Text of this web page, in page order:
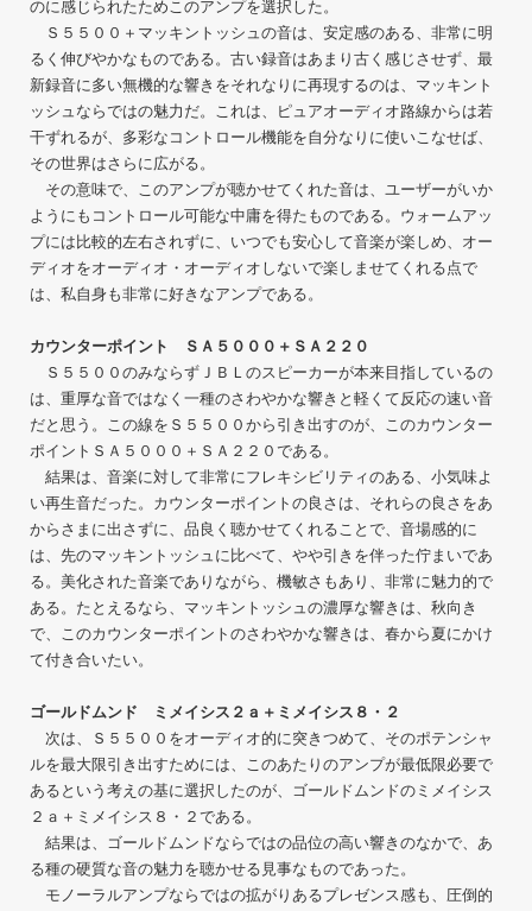
のに感じられたためこのアンプを選択した。
Ｓ５５００＋マッキントッシュの音は、安定感のある、非常に明
るく伸びやかなものである。古い録音はあまり古く感じさせず、最
新録音に多い無機的な響きをそれなりに再現するのは、マッキント
ッシュならではの魅力だ。これは、ピュアオーディオ路線からは若
干ずれるが、多彩なコントロール機能を自分なりに使いこなせば、
その世界はさらに広がる。
その意味で、このアンプが聴かせてくれた音は、ユーザーがいか
ようにもコントロール可能な中庸を得たものである。ウォームアッ
プには比較的左右されずに、いつでも安心して音楽が楽しめ、オー
ディオをオーディオ・オーディオしないで楽しませてくれる点で
は、私自身も非常に好きなアンプである。
カウンターポイント ＳＡ５０００＋ＳＡ２２０
Ｓ５５００のみならずＪＢＬのスピーカーが本来目指しているの
は、重厚な音ではなく一種のさわやかな響きと軽くて反応の速い音
だと思う。この線をＳ５５００から引き出すのが、このカウンター
ポイントＳＡ５０００＋ＳＡ２２０である。
結果は、音楽に対して非常にフレキシビリティのある、小気味よ
い再生音だった。カウンターポイントの良さは、それらの良さをあ
からさまに出さずに、品良く聴かせてくれることで、音場感的に
は、先のマッキントッシュに比べて、やや引きを伴った佇まいであ
る。美化された音楽でありながら、機敏さもあり、非常に魅力的で
ある。たとえるなら、マッキントッシュの濃厚な響きは、秋向き
で、このカウンターポイントのさわやかな響きは、春から夏にかけ
て付き合いたい。
ゴールドムンド ミメイシス２ａ＋ミメイシス８・２
次は、Ｓ５５００をオーディオ的に突きつめて、そのポテンシャ
ルを最大限引き出すためには、このあたりのアンプが最低限必要で
あるという考えの基に選択したのが、ゴールドムンドのミメイシス
２ａ＋ミメイシス８・２である。
結果は、ゴールドムンドならではの品位の高い響きのなかで、あ
る種の硬質な音の魅力を聴かせる見事なものであった。
モノーラルアンプならではの拡がりあるプレゼンス感も、圧倒的